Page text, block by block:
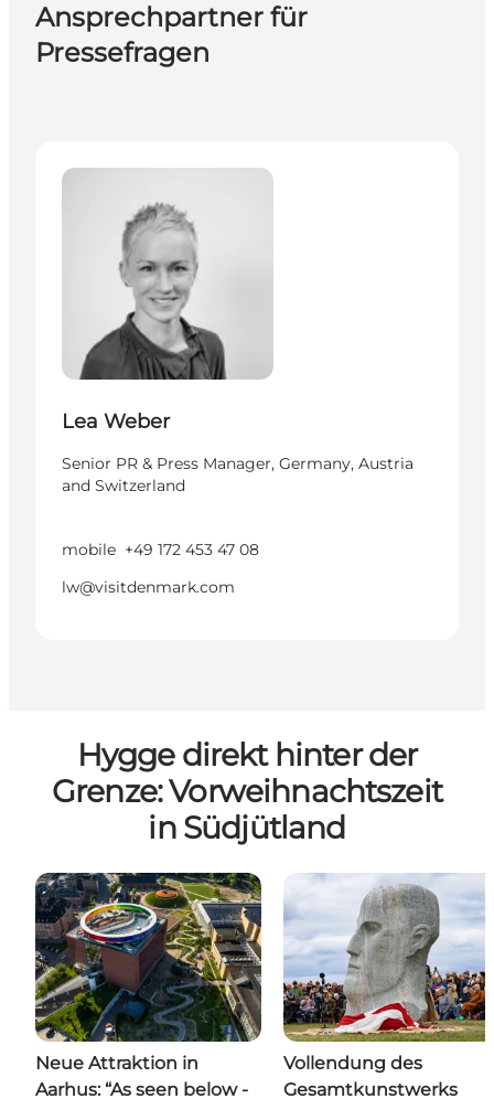
Ansprechpartner für
Pressefragen
Lea Weber
Senior PR & Press Manager, Germany, Austria
and Switzerland
mobile +49 172 453 47 08
lw@visitdenmark.com
Hygge direkt hinter der
Grenze: Vorweihnachtszeit
in Südjütland
Neue Attraktion in
Aarhus: “As seen below -
Vollendung des
Gesamtkunstwerks